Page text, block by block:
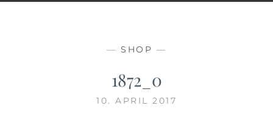
— SHOP —
1872_0
10. APRIL 2017